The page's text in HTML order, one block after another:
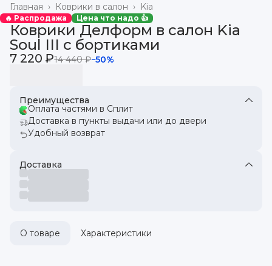
Kia
Коврики в салон ›
Главная ›
🔥 Распродажа Цена что надо 👍
Коврики Делформ в салон Kia
Soul III с бортиками
7 220 ₽14 440 ₽−50%
Преимущества
Оплата частями в Сплит
Доставка в пункты выдачи или до двери
Удобный возврат
Доставка
О товаре Характеристики